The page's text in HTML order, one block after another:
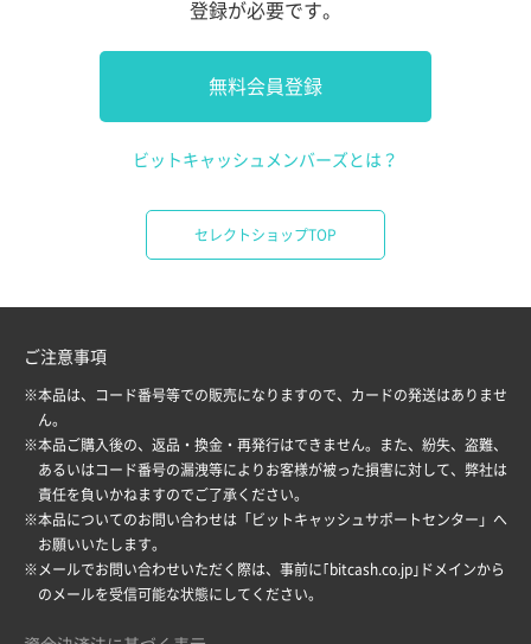
登録が必要です。
無料会員登録
ビットキャッシュメンバーズとは？
セレクトショップTOP
ご注意事項
※本品は、コード番号等での販売になりますので、カードの発送はありませ
ん。
※本品ご購入後の、返品・換金・再発行はできません。また、紛失、盗難、
あるいはコード番号の漏洩等によりお客様が被った損害に対して、弊社は
責任を負いかねますのでご了承ください。
※本品についてのお問い合わせは「 ビットキャッシュサポートセンター 」へ
お願いいたします。
※メールでお問い合わせいただく際は、事前に｢bitcash.co.jp｣ドメインから
のメールを受信可能な状態にしてください。